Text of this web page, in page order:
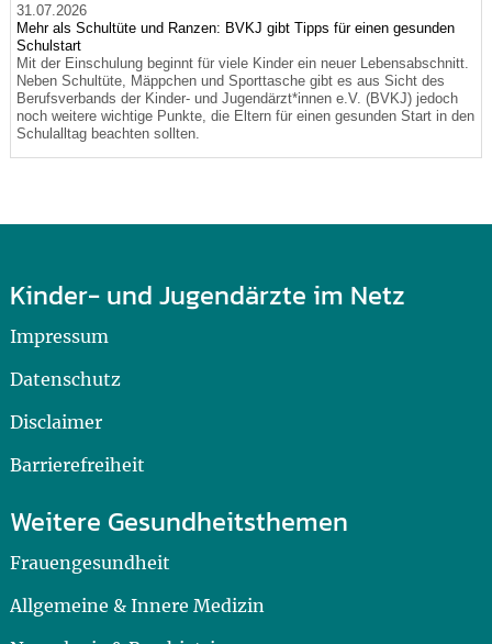
31.07.2026
Mehr als Schultüte und Ranzen: BVKJ gibt Tipps für einen gesunden
Schulstart
Mit der Einschulung beginnt für viele Kinder ein neuer Lebensabschnitt.
Neben Schultüte, Mäppchen und Sporttasche gibt es aus Sicht des
Berufsverbands der Kinder- und Jugendärzt*innen e.V. (BVKJ) jedoch
noch weitere wichtige Punkte, die Eltern für einen gesunden Start in den
Schulalltag beachten sollten.
Kinder- und Jugendärzte im Netz
Impressum
Datenschutz
Disclaimer
Barrierefreiheit
Weitere Gesundheitsthemen
Frauengesundheit
Allgemeine & Innere Medizin